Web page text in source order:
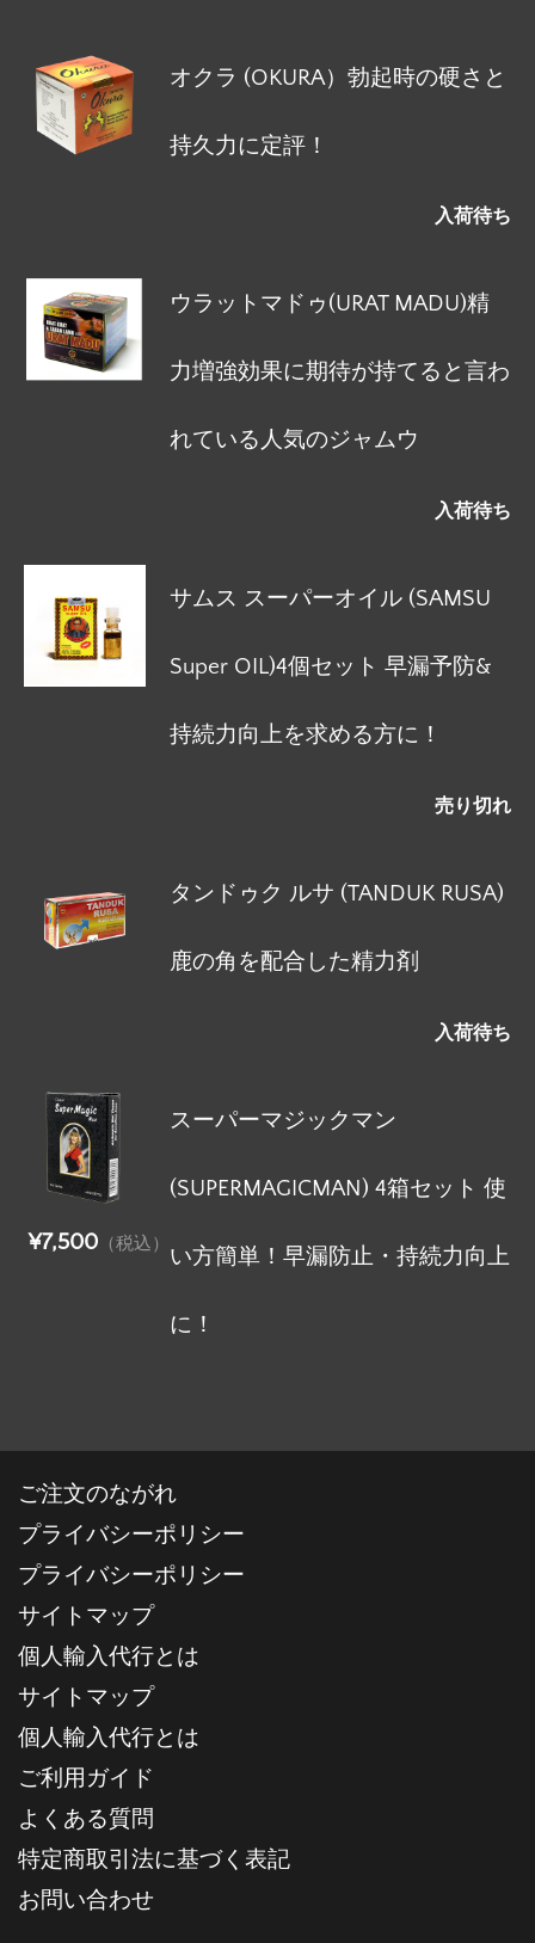
オクラ (OKURA）勃起時の硬さと
持久力に定評！
入荷待ち
ウラットマドゥ(URAT MADU)精
力増強効果に期待が持てると言わ
れている人気のジャムウ
入荷待ち
サムス スーパーオイル (SAMSU
Super OIL)4個セット 早漏予防&
持続力向上を求める方に！
売り切れ
タンドゥク ルサ (TANDUK RUSA)
鹿の角を配合した精力剤
入荷待ち
スーパーマジックマン
(SUPERMAGICMAN) 4箱セット 使
い方簡単！早漏防止・持続力向上
に！
¥7,500 （税込）
ご注文のながれ
プライバシーポリシー
プライバシーポリシー
サイトマップ
個人輸入代行とは
サイトマップ
個人輸入代行とは
ご利用ガイド
よくある質問
特定商取引法に基づく表記
お問い合わせ